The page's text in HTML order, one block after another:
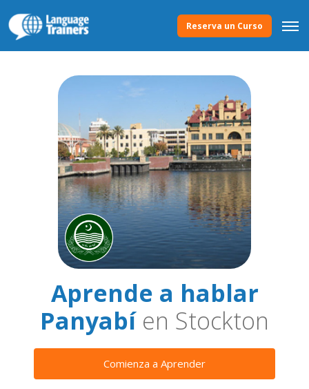
Reserva un Curso
Aprende a hablar
Panyabíen Stockton
Comienza a Aprender